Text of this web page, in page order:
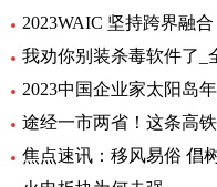
我劝你别装杀毒软件了_
2023中国企业家太阳岛